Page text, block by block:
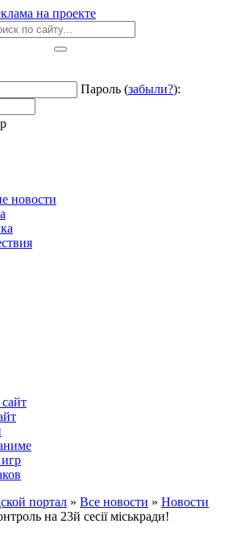
на проекте
Пароль (забыли?):
новости
портал » Все новости » Новости
на 23й сесії міськради!